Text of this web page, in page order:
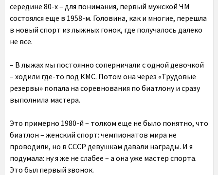
середине 80-х – для понимания, первый мужской ЧМ
состоялся еще в 1958-м. Головина, как и многие, перешла
в новый спорт из лыжных гонок, где получалось далеко
не все.
– В лыжах мы постоянно соперничали с одной девочкой
– ходили где-то под КМС. Потом она через «Трудовые
резервы» попала на соревнования по биатлону и сразу
выполнила мастера.
Это примерно 1980-й – толком еще не было понятно, что
биатлон – женский спорт: чемпионатов мира не
проводили, но в СССР девушкам давали награды. И я
подумала: ну я же не слабее – а она уже мастер спорта.
Это был первый звонок.